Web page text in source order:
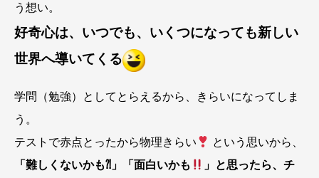
う想い。
好奇心は、いつでも、いくつになっても新しい
世界へ導いてくる
学問（勉強）としてとらえるから、きらいになってしま
う。
テストで赤点とったから物理きらい
という思いから、
「難しくないかも⁈」「面白いかも
」と思ったら、チ